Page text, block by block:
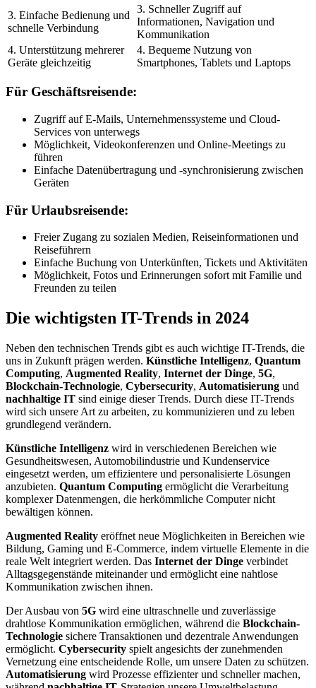
3. Einfache Bedienung und
schnelle Verbindung
3. Schneller Zugriff auf
Informationen, Navigation und
Kommunikation
4. Unterstützung mehrerer
Geräte gleichzeitig
4. Bequeme Nutzung von
Smartphones, Tablets und Laptops
Für Geschäftsreisende:
Zugriff auf E-Mails, Unternehmenssysteme und Cloud-
Services von unterwegs
Möglichkeit, Videokonferenzen und Online-Meetings zu
führen
Einfache Datenübertragung und -synchronisierung zwischen
Geräten
Für Urlaubsreisende:
Freier Zugang zu sozialen Medien, Reiseinformationen und
Reiseführern
Einfache Buchung von Unterkünften, Tickets und Aktivitäten
Möglichkeit, Fotos und Erinnerungen sofort mit Familie und
Freunden zu teilen
Die wichtigsten IT-Trends in 2024
Neben den technischen Trends gibt es auch wichtige IT-Trends, die
uns in Zukunft prägen werden. Künstliche Intelligenz, Quantum
Computing, Augmented Reality, Internet der Dinge, 5G,
Blockchain-Technologie, Cybersecurity, Automatisierung und
nachhaltige IT sind einige dieser Trends. Durch diese IT-Trends
wird sich unsere Art zu arbeiten, zu kommunizieren und zu leben
grundlegend verändern.
Künstliche Intelligenz wird in verschiedenen Bereichen wie
Gesundheitswesen, Automobilindustrie und Kundenservice
eingesetzt werden, um effizientere und personalisierte Lösungen
anzubieten. Quantum Computing ermöglicht die Verarbeitung
komplexer Datenmengen, die herkömmliche Computer nicht
bewältigen können.
Augmented Reality eröffnet neue Möglichkeiten in Bereichen wie
Bildung, Gaming und E-Commerce, indem virtuelle Elemente in die
reale Welt integriert werden. Das Internet der Dinge verbindet
Alltagsgegenstände miteinander und ermöglicht eine nahtlose
Kommunikation zwischen ihnen.
Der Ausbau von 5G wird eine ultraschnelle und zuverlässige
drahtlose Kommunikation ermöglichen, während die Blockchain-
Technologie sichere Transaktionen und dezentrale Anwendungen
ermöglicht. Cybersecurity spielt angesichts der zunehmenden
Vernetzung eine entscheidende Rolle, um unsere Daten zu schützen.
Automatisierung wird Prozesse effizienter und schneller machen,